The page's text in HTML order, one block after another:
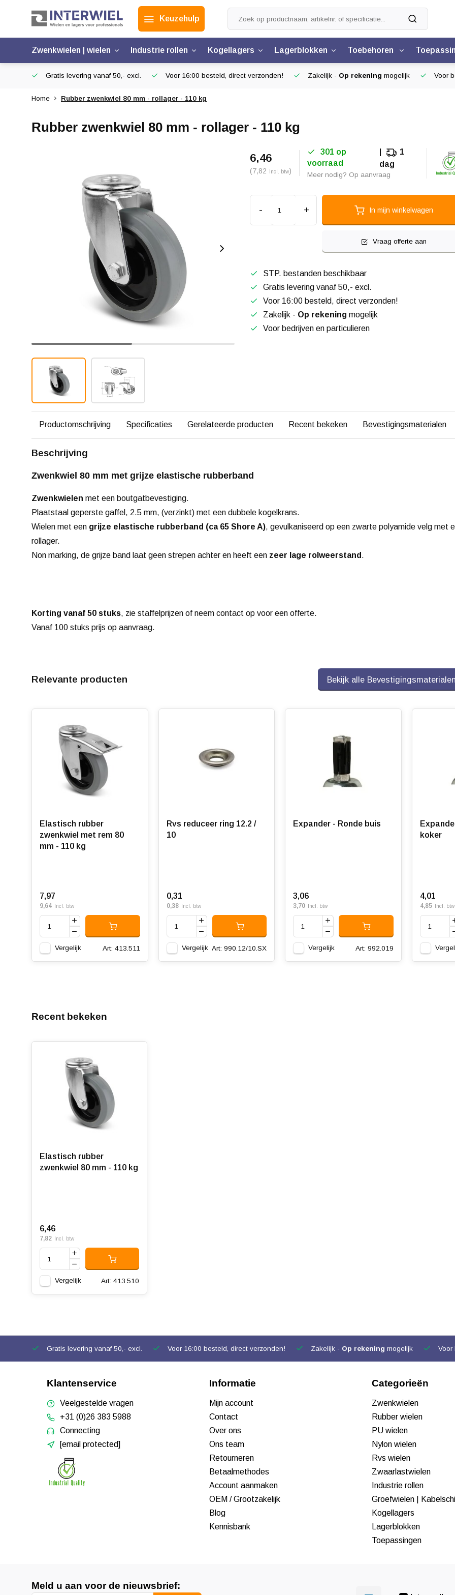
Keuzehulp
Zwenkwielen | wielen Industrie rollen Kogellagers Lagerblokken Toebehoren
Gratis levering vanaf 50,- excl. Voor 16:00 besteld, direct verzonden! Zakelijk - Op rekening mogelijk Voor
Home Rubber zwenkwiel 80 mm - rollager - 110 kg
Rubber zwenkwiel 80 mm - rollager - 110 kg
6,46
(7,82 Incl. btw)
301 op
voorraad
1
dag
Meer nodig? Op aanvraag
- + In mijn winkelwagen
Vraag offerte aan
STP. bestanden beschikbaar
Gratis levering vanaf 50,- excl.
Voor 16:00 besteld, direct verzonden!
Zakelijk - Op rekening mogelijk
Voor bedrijven en particulieren
Productomschrijving Specificaties Gerelateerde producten Recent bekeken Bevestigingsmaterialen
Beschrijving
Zwenkwiel 80 mm met grijze elastische rubberband
Zwenkwielen met een boutgatbevestiging.
Plaatstaal geperste gaffel, 2.5 mm, (verzinkt) met een dubbele kogelkrans.
Wielen met een grijze elastische rubberband (ca 65 Shore A), gevulkaniseerd op een zwarte polyamide velg met
rollager.
Non marking, de grijze band laat geen strepen achter en heeft een zeer lage rolweerstand .
Korting vanaf 50 stuks, zie staffelprijzen of neem contact op voor een offerte.
Vanaf 100 stuks prijs op aanvraag.
Relevante producten Bekijk alle Bevestigingsmaterialen
Elastisch rubber
zwenkwiel met rem 80
mm - 110 kg
7,97
9,64 Incl. btw
Vergelijk Art: 413.511
Rvs reduceer ring 12.2 /
10
0,31
0,38 Incl. btw
Vergelijk Art: 990.12/10.SX
Expander - Ronde buis
3,06
3,70 Incl. btw
Vergelijk Art: 992.019
koker
4,01
4,85 Incl. btw
Recent bekeken
Elastisch rubber
zwenkwiel 80 mm - 110 kg
6,46
7,82 Incl. btw
Vergelijk Art: 413.510
Gratis levering vanaf 50,- excl. Voor 16:00 besteld, direct verzonden! Zakelijk - Op rekening mogelijk Voor
Klantenservice
Veelgestelde vragen
+31 (0)26 383 5988
Connecting
[email protected]
Informatie
Mijn account
Contact
Over ons
Ons team
Retourneren
Betaalmethodes
Account aanmaken
OEM / Grootzakelijk
Blog
Kennisbank
Categorieën
Zwenkwielen
Rubber wielen
PU wielen
Nylon wielen
Rvs wielen
Zwaarlastwielen
Industrie rollen
Groefwielen |
Kogellagers
Lagerblokken
Toepassingen
Meld u aan voor de nieuwsbrief: